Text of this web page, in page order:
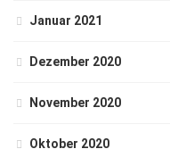
Januar 2021
Dezember 2020
November 2020
Oktober 2020